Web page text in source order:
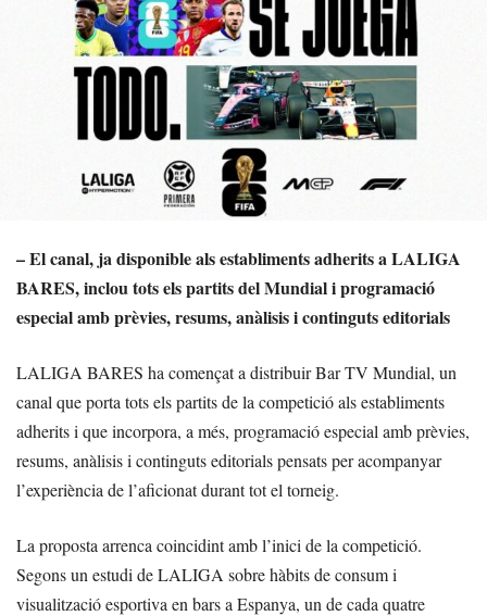
– El canal, ja disponible als establiments adherits a LALIGA
BARES, inclou tots els partits del Mundial i programació
especial amb prèvies, resums, anàlisis i continguts editorials
LALIGA BARES ha començat a distribuir Bar TV Mundial, un
canal que porta tots els partits de la competició als establiments
adherits i que incorpora, a més, programació especial amb prèvies,
resums, anàlisis i continguts editorials pensats per acompanyar
l’experiència de l’aficionat durant tot el torneig.
La proposta arrenca coincidint amb l’inici de la competició.
Segons un estudi de LALIGA sobre hàbits de consum i
visualització esportiva en bars a Espanya, un de cada quatre